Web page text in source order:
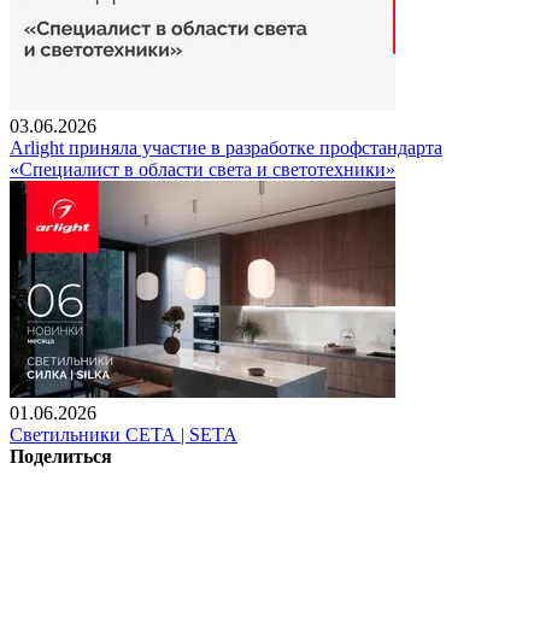
03.06.2026
Arlight приняла участие в разработке профстандарта
«Специалист в области света и светотехники»
01.06.2026
Светильники СЕТА | SETA
Поделиться